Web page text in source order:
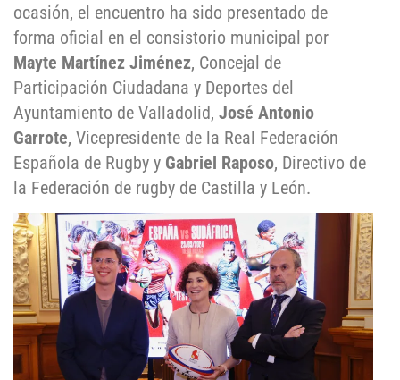
ocasión, el encuentro ha sido presentado de
forma oficial en el consistorio municipal por
Mayte Martínez Jiménez, Concejal de
Participación Ciudadana y Deportes del
Ayuntamiento de Valladolid, José Antonio
Garrote, Vicepresidente de la Real Federación
Española de Rugby y Gabriel Raposo, Directivo de
la Federación de rugby de Castilla y León.